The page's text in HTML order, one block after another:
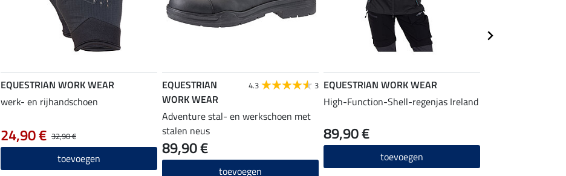
EQUESTRIAN WORK WEAR
werk- en rijhandschoen
32,90 €
24,90 €
toevoegen
EQUESTRIAN
WORK WEAR
4.3 3
Adventure stal- en werkschoen met
stalen neus
89,90 €
toevoegen
EQUESTRIAN WORK WEAR
High-Function-Shell-regenjas Ireland
89,90 €
toevoegen